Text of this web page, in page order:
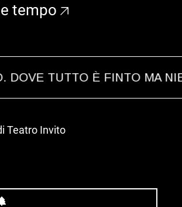
tempo
TUTTO È FINTO MA
Teatro Invito